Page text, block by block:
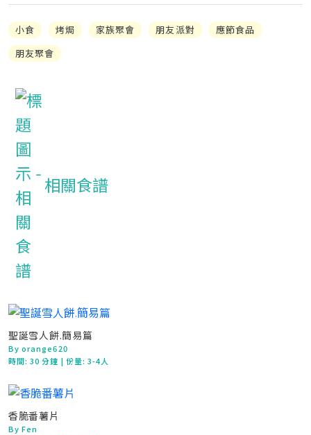
小食 烤焗 家族聚會 朋友派對
應節食品
朋友聚會
相關食譜
聖誕雪人餅.簡易篇
By orange620
時間:30 分鐘 | 份量: 3-4人
香脆番薯片
By Fen